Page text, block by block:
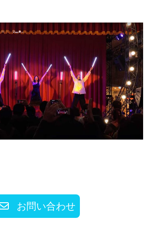
お問い合わせ